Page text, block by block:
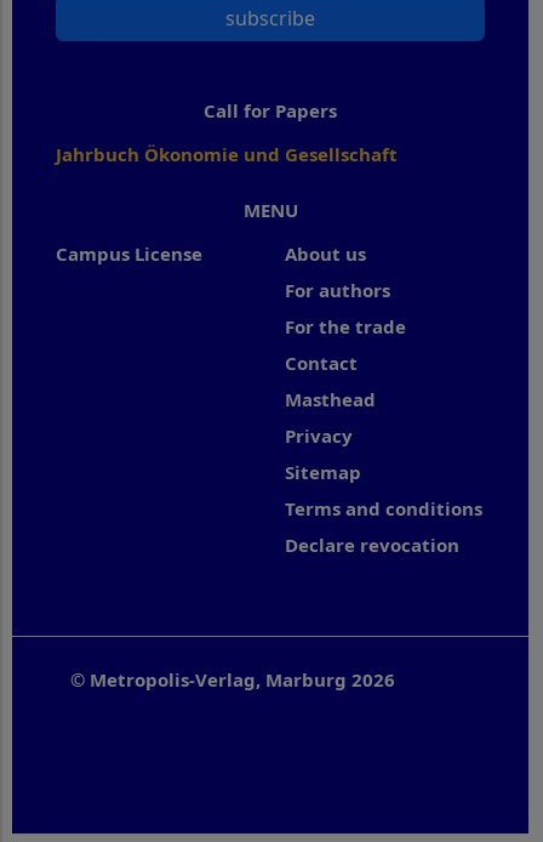
MENU
Campus License
About us
For authors
For the trade
Contact
Masthead
Privacy
Sitemap
Terms and conditions
Declare revocation
subscribe
Call for Papers
Jahrbuch Ökonomie und Gesellschaft
© Metropolis-Verlag, Marburg 2026